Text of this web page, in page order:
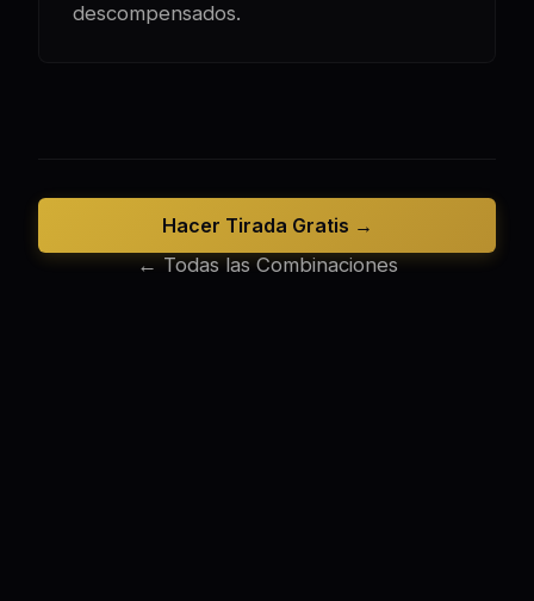
descompensados.
← Todas las Combinaciones
Hacer Tirada Gratis →